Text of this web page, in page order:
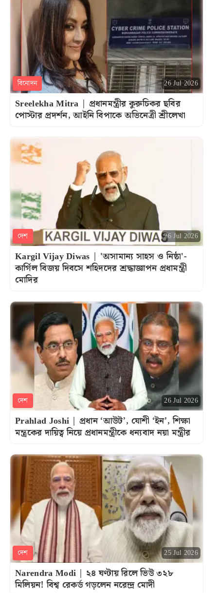
বিনোদন 26 Jul 2026
Sreelekha Mitra | প্রধানমন্ত্রীর কুরুচিকর ছবির
পোস্টার প্রদর্শন, আইনি বিপাকে অভিনেত্রী শ্রীলেখা
দেশ 26 Jul 2026
Kargil Vijay Diwas | 'অসামান্য সাহস ও নিষ্ঠা'-
কার্গিল বিজয় দিবসে শহিদদের শ্রদ্ধাজ্ঞাপন প্রধামন্ত্রী
মোদির
দেশ 26 Jul 2026
Prahlad Joshi | প্রধান ‘আউট’, যোশী ‘ইন’, শিক্ষা
মন্ত্রকের দায়িত্ব নিয়ে প্রধানমন্ত্রীকে ধন্যবাদ নয়া মন্ত্রীর
দেশ 25 Jul 2026
Narendra Modi | ২৪ ঘণ্টায় রিলে ভিউ ৩২৮
মিলিয়ন! বিশ্ব রেকর্ড গড়লেন নরেন্দ্র মোদী